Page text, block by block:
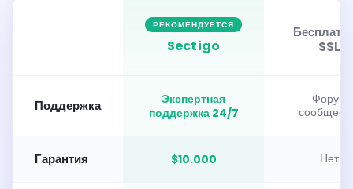
РЕКОМЕНДУЕТСЯ
Sectigo
SSL
Поддержка
Экспертная
поддержка 24/7
Форум
Гарантия $10.000 Нет